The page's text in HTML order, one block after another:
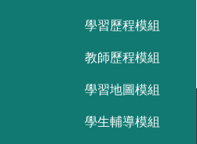
學習歷程模組
教師歷程模組
學習地圖模組
學生輔導模組